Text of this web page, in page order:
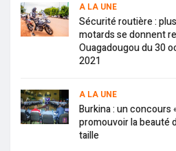
A LA UNE
Sécurité routière :
motards se donnent
Ouagadougou du 30
2021
A LA UNE
Burkina : un concours
promouvoir la beauté
taille